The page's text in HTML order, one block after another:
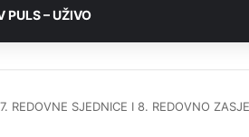
PULS – UŽIVO
REDOVNE SJEDNICE I 8. REDOVNO